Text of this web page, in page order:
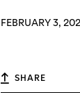
FEBRUARY 3,
SHARE